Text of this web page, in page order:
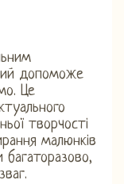
допоможе
Це
творчості
малюнків